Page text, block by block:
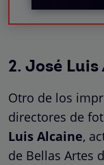
2. José
Otro de los
directores de
Luis Alcaine,
de Bellas Artes